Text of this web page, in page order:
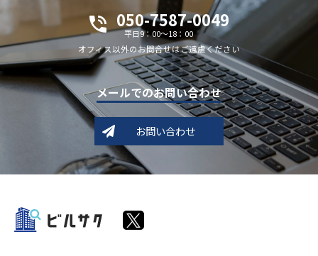
050-7587-0049
平日9：00～18：00
オフィス以外のお問合せはご遠慮ください
メールでのお問い合わせ
お問い合わせ